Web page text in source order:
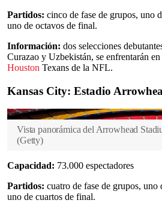
Partidos: cinco de fase de grupos, uno
uno de octavos de final.
Información: dos selecciones
Curazao y Uzbekistán, se enfrentarán en
Houston Texans de la NFL.
Kansas City: Estadio
Vista panorámica del Arrowhead
(Getty)
Capacidad: 73.000 espectadores
Partidos: cuatro de fase de grupos,
uno de cuartos de final.